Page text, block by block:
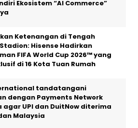
Ekosistem “AI Commerce”
Ketenangan di Tengah
Hisense Hadirkan
FIFA World Cup 2026™ yang
di 16 Kota Tuan Rumah
tandatangani
dengan Payments Network
agar UPI dan DuitNow diterima
Malaysia